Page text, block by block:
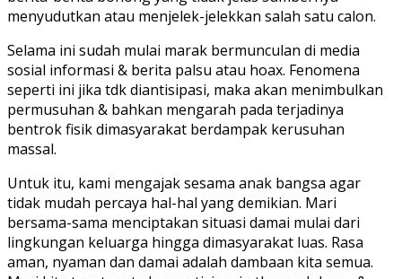
menyudutkan atau menjelek-jelekkan salah satu calon.
Selama ini sudah mulai marak bermunculan di media
sosial informasi & berita palsu atau hoax. Fenomena
seperti ini jika tdk diantisipasi, maka akan menimbulkan
permusuhan & bahkan mengarah pada terjadinya
bentrok fisik dimasyarakat berdampak kerusuhan
massal.
Untuk itu, kami mengajak sesama anak bangsa agar
tidak mudah percaya hal-hal yang demikian. Mari
bersama-sama menciptakan situasi damai mulai dari
lingkungan keluarga hingga dimasyarakat luas. Rasa
aman, nyaman dan damai adalah dambaan kita semua.